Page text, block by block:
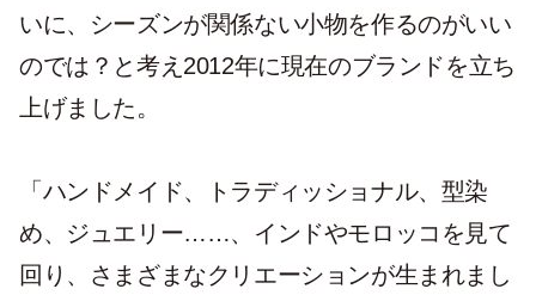
いに、シーズンが関係ない小物を作るのがいい
のでは？と考え2012年に現在のブランドを立ち
上げました。
「ハンドメイド、トラディッショナル、型染
め、ジュエリー……、インドやモロッコを見て
回り、さまざまなクリエーションが生まれまし